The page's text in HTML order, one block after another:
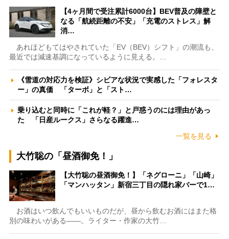
【4ヶ月間で受注累計6000台】BEV普及の障壁と
なる「航続距離の不安」「充電のストレス」解
消…
あれほどもてはやされていた「EV（BEV）シフト」の潮流も、
最近では減速基調になっているように見える。…
《雪道の対応力を検証》シビアな状況で実感した「フォレスタ
ー」の真価 「ターボ」と「スト…
乗り込むと同時に「これが軽？」と戸惑うのには理由があっ
た 「日産ルークス」さらなる躍進…
一覧を見る
大竹聡の「昼酒御免！」
【大竹聡の昼酒御免！】「ネグローニ」「山崎」
「マンハッタン」新宿三丁目の隠れ家バーで1…
お酒はいつ飲んでもいいものだが、昼から飲むお酒にはまた格
別の味わいがある――。ライター・作家の大竹…